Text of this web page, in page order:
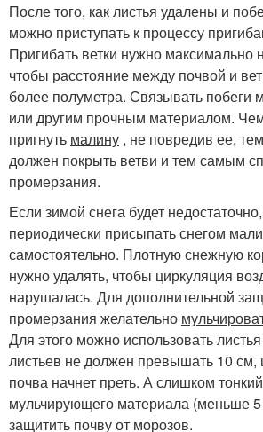
После того, как листья удалены и
можно приступать к процессу
Пригибать ветки нужно максимально
чтобы расстояние между почвой и
более полуметра. Связывать побеги
или другим прочным материалом.
пригнуть малину , не повредив ее,
должен покрыть ветви и тем самым
промерзания.
Если зимой снега будет
периодически присыпать снегом
самостоятельно. Плотную снежную
нужно удалять, чтобы циркуляция
нарушалась. Для дополнительной
промерзания желательно
Для этого можно использовать
листьев не должен превышать 10 см,
почва начнет преть. А слишком
мульчирующего материала (меньше
защитить почву от морозов.